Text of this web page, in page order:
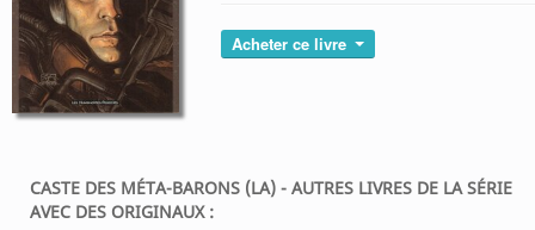
Acheter ce livre
CASTE DES MÉTA-BARONS (LA) - AUTRES LIVRES DE LA SÉRIE
AVEC DES ORIGINAUX :